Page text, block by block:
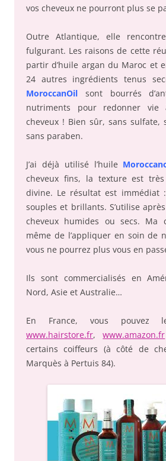
vos cheveux ne pourront plus se
Outre Atlantique, elle
fulgurant. Les raisons de cette
partir d’huile argan du Maroc et
24 autres ingrédients tenus
MoroccanOil sont bourrés
nutriments pour redonner
cheveux ! Bien sûr, sans sulfate,
sans paraben.
J’ai déjà utilisé l’huile
cheveux fins, la texture est très
divine. Le résultat est immédiat
souples et brillants. S’utilise
cheveux humides ou secs. Ma
même de l’appliquer en soin de
vous ne pourrez plus vous en
Ils sont commercialisés en
Nord, Asie et Australie…
En France, vous pouvez
www.hairstore.fr,www.amazon.fr
certains coiffeurs (à côté de
Marquès à Pertuis 84).